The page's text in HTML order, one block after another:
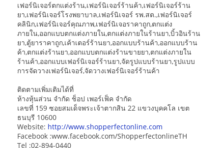
เฟอร์นิเจอร์ตกแต่งร้าน,เฟอร์นิเจอร์ร้านค้า,เฟอร์นิเจอร์ร้าน
ยา,เฟอร์นิเจอร์โรงพยาบาล,เฟอร์นิเจอร์ รพ.สต.,เฟอร์นิเจอร์
คลินิก,เฟอร์นิเจอร์คุณภาพ,เฟอร์นิเจอราคาถูก,ตกแต่ง
ภายใน,ออกแบบตกแต่งภายใน,ตกแต่งภายในร้านยา,บิ้วอินร้าน
ยา,ตู้ยาราคาถูก,เค้าเตอร์ร้านยา,ออกแบบร้านค้า,ออกแบบร้าน
ค้า,ตกแต่งร้านยา,ออกแบบตกแต่งร้านขายยา,ตกแต่งภายใน
ร้านค้า,ออกแบบเฟอร์นิเจอร์ร้านยา,จัดรูปแบบร้านยา,รูปแบบ
การจัดวางเฟอร์นิเจอร์,จัดวางเฟอร์นิเจอร์ร้านค้า
ติดตามเพิ่มเติมได้ที่
ห้างหุ้นส่วน จำกัด ช็อป เพอร์เฟ็ค จำกัด
เลขที่ 159 ซอยสมเด็จพระเจ้าตากสิน 22 แขวงบุคคโล เขต
ธนบุรี 10600
Website: http://www.shopperfectonline.com
Facebook :www.facebook.com/ShopperfectonlineTH
Tel :02-894-0440